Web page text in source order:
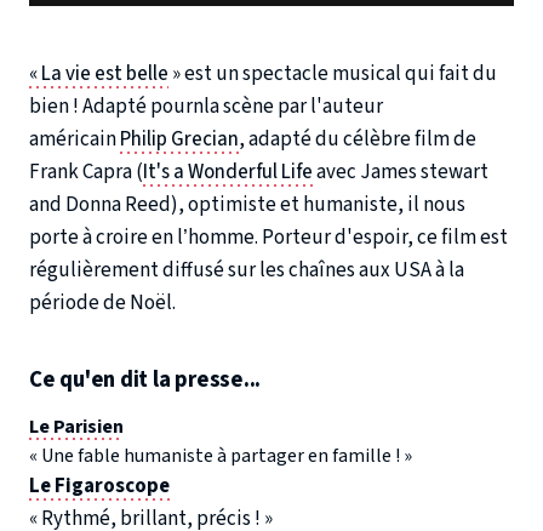
« La vie est belle » est un spectacle musical qui fait du
bien ! Adapté pournla scène par l'auteur
américainPhilip Grecian, adapté du célèbre film de
Frank Capra (It's a Wonderful Lifeavec James stewart
and Donna Reed), optimiste et humaniste, il nous
porte à croire en l’homme. Porteur d'espoir, ce film est
régulièrement diffusé sur les chaînes aux USA à la
période de Noël.
Ce qu'en dit la presse...
Le Parisien
« Une fable humaniste à partager en famille ! »
Le Figaroscope
« Rythmé, brillant, précis ! »